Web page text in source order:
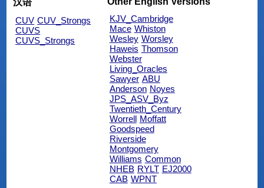
CUV CUV_Strongs
CUVS
CUVS_Strongs
KJV_Cambridge
Mace Whiston
Wesley Worsley
Haweis Thomson
Webster
Living_Oracles
Sawyer ABU
Anderson Noyes
JPS_ASV_Byz
Twentieth_Century
Worrell
Moffatt
Goodspeed
Riverside
Montgomery
Williams Common
NHEB RYLT EJ2000
CAB WPNT